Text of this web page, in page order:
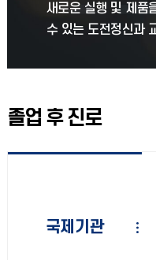
새로운 실행 및 제품
수 있는 도전정신과
졸업 후 진로
국제기관